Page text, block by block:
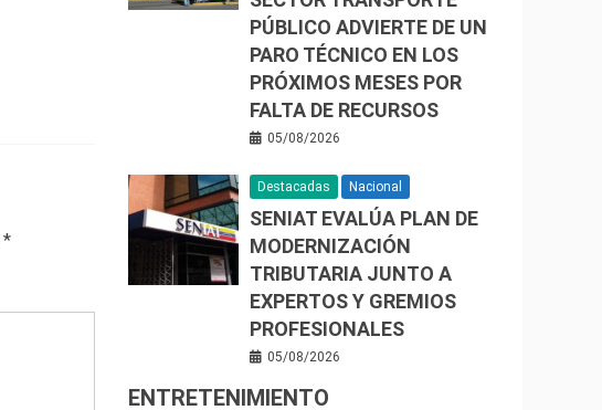
*
PÚBLICO ADVIERTE DE UN
PARO TÉCNICO EN LOS
PRÓXIMOS MESES POR
FALTA DE RECURSOS
05/08/2026
Destacadas Nacional
SENIAT EVALÚA PLAN DE
MODERNIZACIÓN
TRIBUTARIA JUNTO A
EXPERTOS Y GREMIOS
PROFESIONALES
05/08/2026
ENTRETENIMIENTO